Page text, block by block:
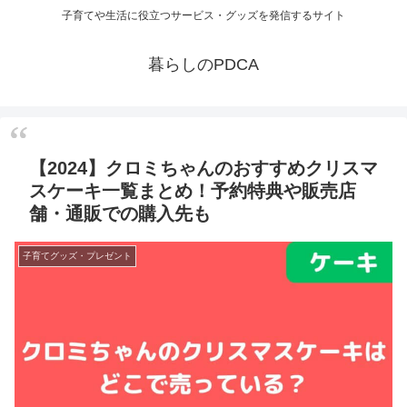
子育てや生活に役立つサービス・グッズを発信するサイト
暮らしのPDCA
【2024】クロミちゃんのおすすめクリスマ
スケーキ一覧まとめ！予約特典や販売店
舗・通販での購入先も
子育てグッズ・プレゼント